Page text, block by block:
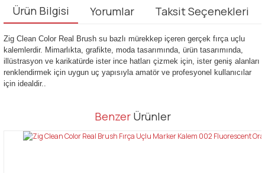
Ürün Bilgisi Yorumlar Taksit Seçenekleri
Zig Clean Color Real Brush su bazlı mürekkep içeren gerçek fırça uçlu
kalemlerdir. Mimarlıkta, grafikte, moda tasarımında, ürün tasarımında,
illüstrasyon ve karikatürde ister ince hatları çizmek için, ister geniş alanları
renklendirmek için uygun uç yapısıyla amatör ve profesyonel kullanıcılar
için idealdir..
Bu ürüne ilk yorumu siz yapın!
Bu ürünün fiyat bilgisi, resim, ürün açıklamalarında ve diğer
tarafımıza iletebilirsiniz.
Benzer Ürünler